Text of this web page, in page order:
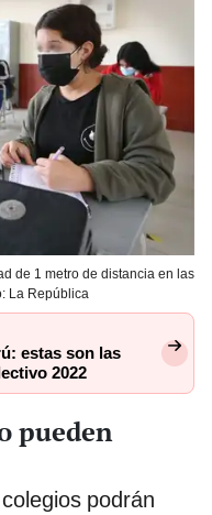
de 1 metro de distancia en las
La República
estas son las
2022
pueden
podrán